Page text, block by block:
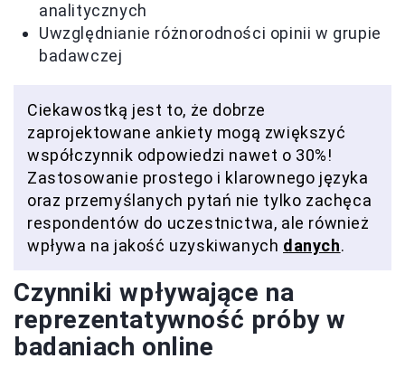
analitycznych
Uwzględnianie różnorodności opinii w grupie
badawczej
Ciekawostką jest to, że dobrze
zaprojektowane ankiety mogą zwiększyć
współczynnik odpowiedzi nawet o 30%!
Zastosowanie prostego i klarownego języka
oraz przemyślanych pytań nie tylko zachęca
respondentów do uczestnictwa, ale również
wpływa na jakość uzyskiwanych danych.
Czynniki wpływające na
reprezentatywność próby w
badaniach online